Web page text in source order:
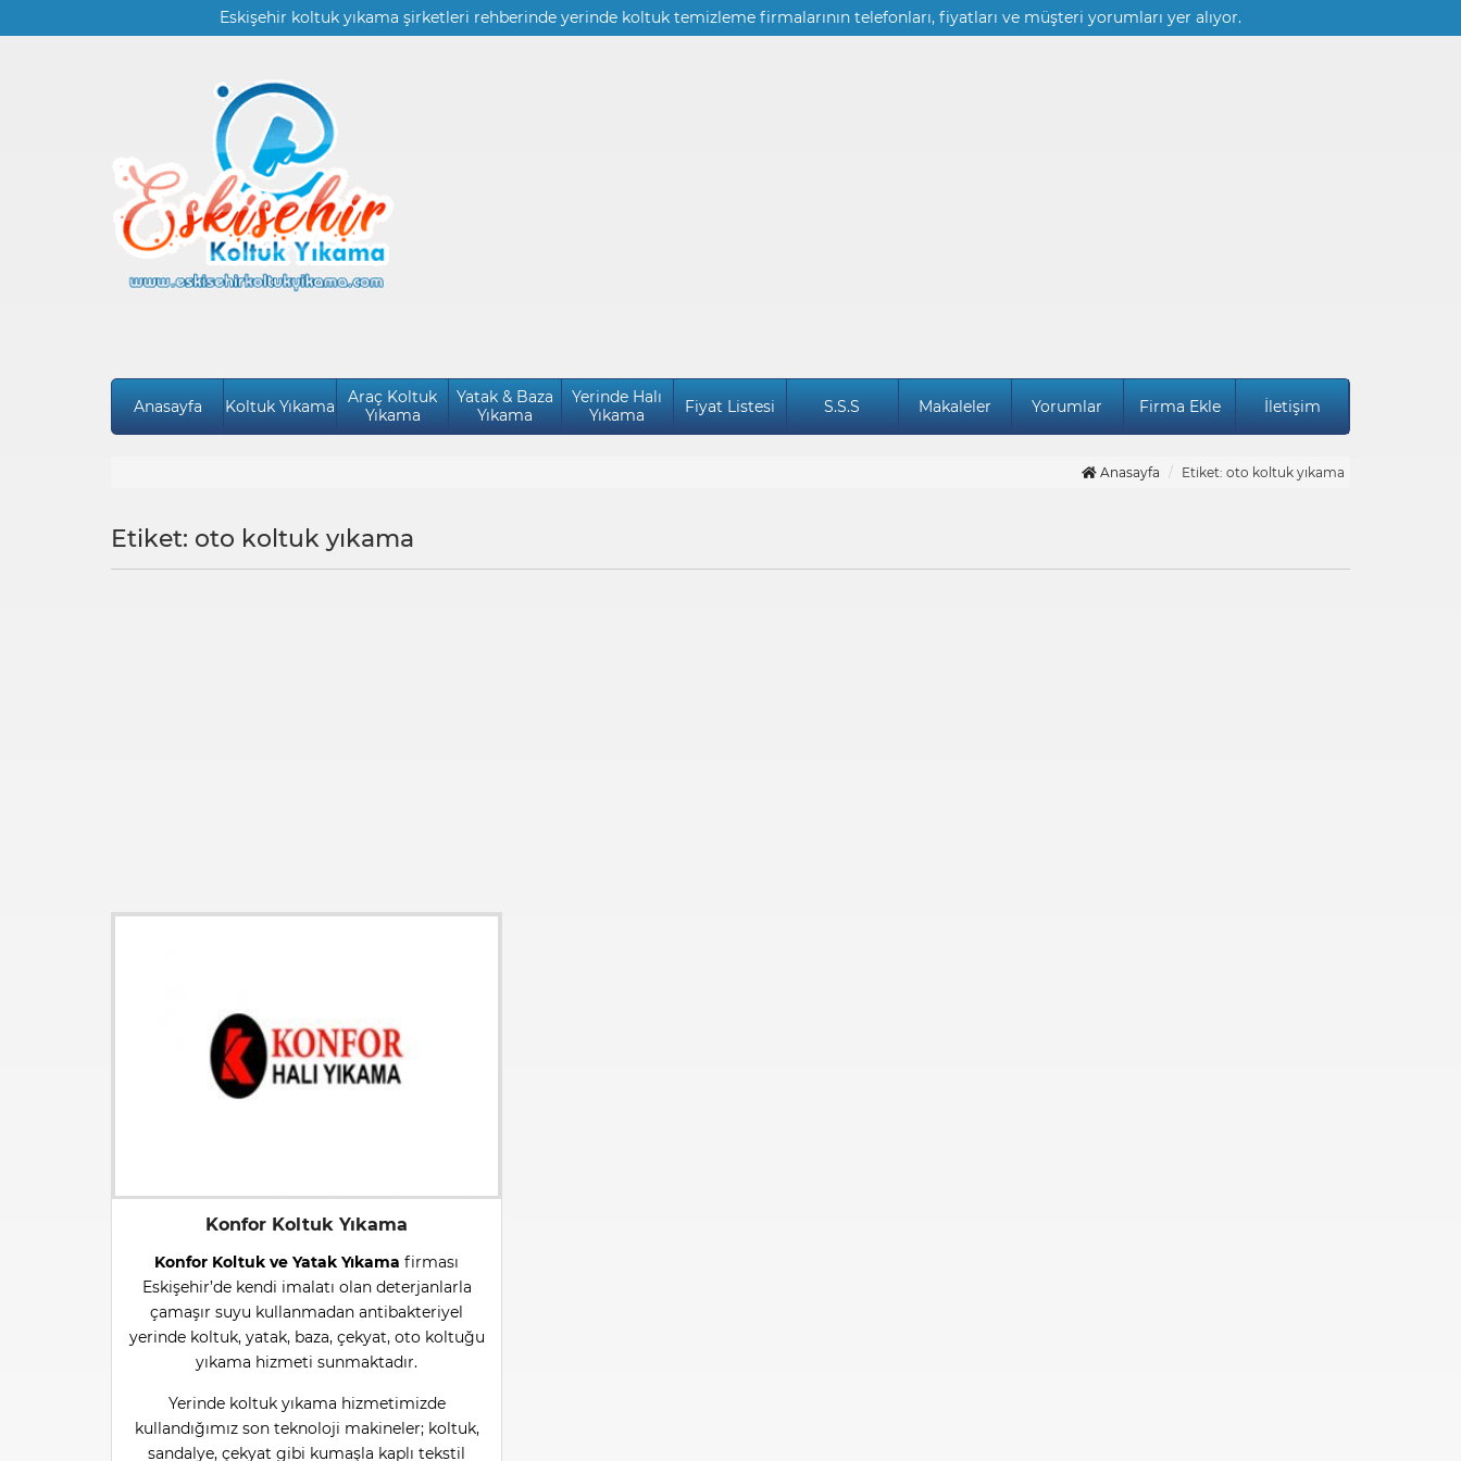
Eskişehir koltuk yıkama şirketleri rehberinde yerinde koltuk temizleme firmalarının telefonları, fiyatları ve müşteri yorumları yer alıyor.
Anasayfa Koltuk Yıkama
Araç Koltuk
Yıkama
Yatak & Baza
Yıkama
Yerinde Halı
Yıkama
Fiyat Listesi S.S.S Makaleler Yorumlar Firma Ekle İletişim
Anasayfa Etiket: oto koltuk yıkama
Etiket: oto koltuk yıkama
Konfor Koltuk Yıkama
Konfor Koltuk ve Yatak Yıkama firması
Eskişehir’de kendi imalatı olan deterjanlarla
çamaşır suyu kullanmadan antibakteriyel
yerinde koltuk, yatak, baza, çekyat, oto koltuğu
yıkama hizmeti sunmaktadır.
Yerinde koltuk yıkama hizmetimizde
kullandığımız son teknoloji makineler; koltuk,
sandalye, çekyat gibi kumaşla kaplı tekstil